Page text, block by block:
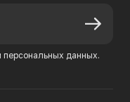
персональных данных.